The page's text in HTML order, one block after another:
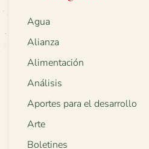
Agua
Alianza
Alimentación
Análisis
Aportes para el desarrollo
Arte
Boletines